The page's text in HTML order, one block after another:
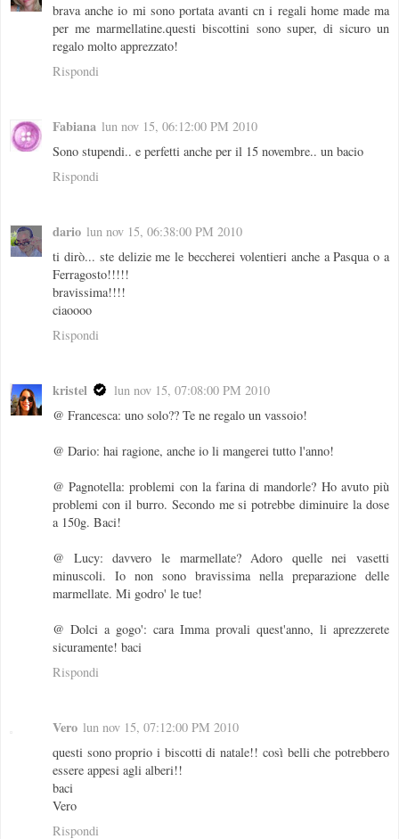
brava anche io mi sono portata avanti cn i regali home made ma
per me marmellatine.questi biscottini sono super, di sicuro un
regalo molto apprezzato!
Rispondi
Fabiana lun nov 15, 06:12:00 PM 2010
Sono stupendi.. e perfetti anche per il 15 novembre.. un bacio
Rispondi
dario lun nov 15, 06:38:00 PM 2010
ti dirò... ste delizie me le beccherei volentieri anche a Pasqua o a
Ferragosto!!!!!
bravissima!!!!
ciaoooo
Rispondi
kristel
lun nov 15, 07:08:00 PM 2010
@ Francesca: uno solo?? Te ne regalo un vassoio!
@ Dario: hai ragione, anche io li mangerei tutto l'anno!
@ Pagnotella: problemi con la farina di mandorle? Ho avuto più
problemi con il burro. Secondo me si potrebbe diminuire la dose
a 150g. Baci!
@ Lucy: davvero le marmellate? Adoro quelle nei vasetti
minuscoli. Io non sono bravissima nella preparazione delle
marmellate. Mi godro' le tue!
@ Dolci a gogo': cara Imma provali quest'anno, li aprezzerete
sicuramente! baci
Rispondi
Vero lun nov 15, 07:12:00 PM 2010
questi sono proprio i biscotti di natale!! così belli che potrebbero
essere appesi agli alberi!!
baci
Vero
Rispondi